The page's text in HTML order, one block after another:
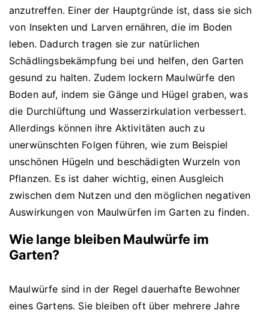
anzutreffen. Einer der Hauptgründe ist, dass sie sich
von Insekten und Larven ernähren, die im Boden
leben. Dadurch tragen sie zur natürlichen
Schädlingsbekämpfung bei und helfen, den Garten
gesund zu halten. Zudem lockern Maulwürfe den
Boden auf, indem sie Gänge und Hügel graben, was
die Durchlüftung und Wasserzirkulation verbessert.
Allerdings können ihre Aktivitäten auch zu
unerwünschten Folgen führen, wie zum Beispiel
unschönen Hügeln und beschädigten Wurzeln von
Pflanzen. Es ist daher wichtig, einen Ausgleich
zwischen dem Nutzen und den möglichen negativen
Auswirkungen von Maulwürfen im Garten zu finden.
Wie lange bleiben Maulwürfe im
Garten?
Maulwürfe sind in der Regel dauerhafte Bewohner
eines Gartens. Sie bleiben oft über mehrere Jahre